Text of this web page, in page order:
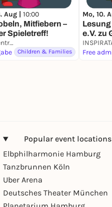
Aug | 10:00
Mitfiebern –
Spieletreff!
INSPIRATA – Zentrum für mathematisch-naturwissenschaftliche Bildung e.V.
Children & Families
Mo, 10.
e.V. zu
Free
Popular event locations
Elbphilharmonie Hamburg
Tanzbrunnen Köln
Uber Arena
Deutsches Theater München